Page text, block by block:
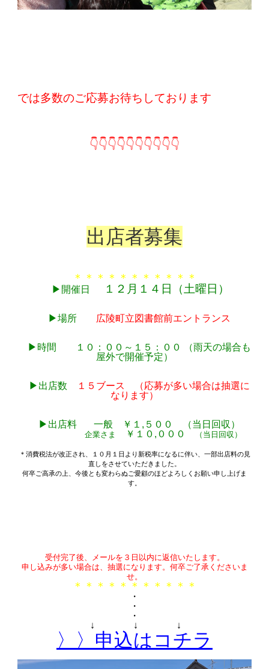
では多数のご応募お待ちしております
👇👇👇👇👇👇👇👇👇👇
出店者募集
＊＊＊＊＊＊＊＊＊＊＊
▶︎ 開催日 １２月１４ 日（土曜日）
▶︎場所 広陵町立図書館前エントランス
▶︎時間 １０：００～１５：００ （雨天の場合も
屋外で開催予定）
▶︎出店数
１５ブース （応募が多い場合は抽選に
なります）
▶︎出店料 一般 ￥１,５００ （当日回収）
企業さま ￥１０,０００ （当日回収）
＊消費税法が改正され、１０月１日より新税率になるに伴い、一部出店料の見
直しをさせていただきました。
何卒ご高承の上、今後とも変わらぬご愛顧のほどよろしくお願い申し上げま
す。
受付完了後、メールを３日以内に返信いたします。
申し込みが多い場合は、抽選になります。何卒ご了承くださいま
せ。
＊＊＊＊＊＊＊＊＊＊＊
・
・
・
↓ ↓ ↓
〉〉申込はコチラ